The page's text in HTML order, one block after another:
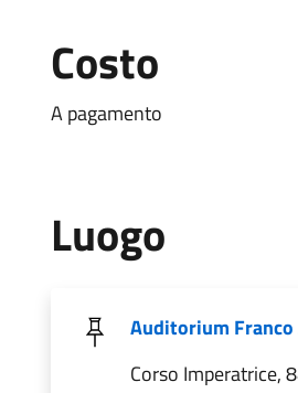
Costo
A pagamento
Luogo
Auditorium
Corso Imperatrice,